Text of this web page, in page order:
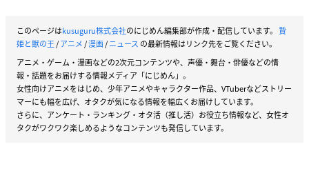
このページはkusuguru株式会社のにじめん編集部が作成・配信しています。 贄
姫と獣の王/アニメ/漫画/ニュース の最新情報はリンク先をご覧ください。
アニメ・ゲーム・漫画などの2次元コンテンツや、声優・舞台・俳優などの情
報・話題をお届けする情報メディア「にじめん」。
女性向けアニメをはじめ、少年アニメやキャラクター作品、VTuberなどストリー
マーにも幅を広げ、オタクが気になる情報を幅広くお届けしています。
さらに、アンケート・ランキング・オタ活（推し活）お役立ち情報など、女性オ
タクがワクワク楽しめるようなコンテンツも発信しています。